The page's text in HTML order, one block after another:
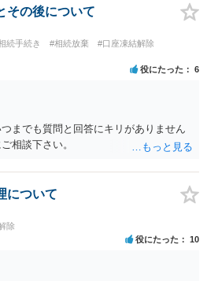
すめいたします。 なお、お父様の債務が
うリスクを考えますと、相続放棄の申述
相談等を利用して弁護士に相談するこ
す。また、ご記載いただいた事実関係
かたは既に相続放棄をされている可能
その後について
続手続き #相続放棄
#口座凍結解除
役にたった 6
までも質問と回答にキリがありません
相談下さい。
について
除
役にたった 10